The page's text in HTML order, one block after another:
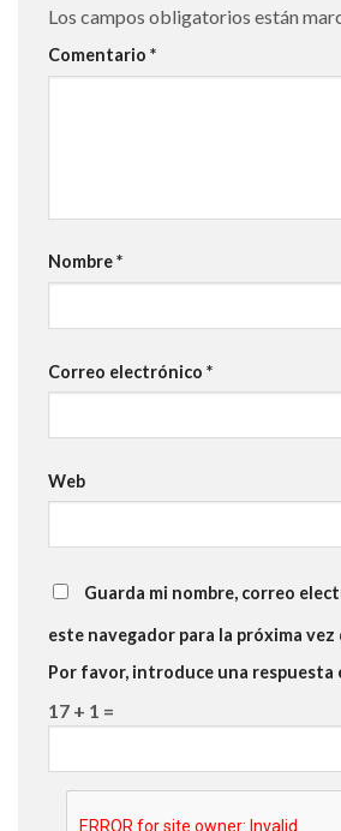
Los campos obligatorios están
Comentario *
Nombre*
Correo electrónico *
Web
Guarda mi nombre, correo
este navegador para la próxima vez
Por favor, introduce una respuesta
17 + 1 =